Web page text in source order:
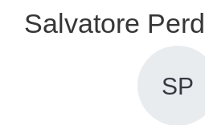
Salvatore
SP